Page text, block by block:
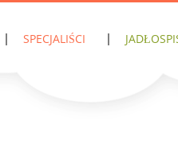
SPECJALIŚCI